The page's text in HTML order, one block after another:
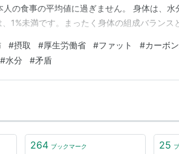
の食事の平均値に過ぎません。 身体は、
1%未満です。まったく身体の組成バランス
#摂取 #厚生労働省 #ファット #カーボ
#水分 #矛盾
264 ブックマーク 25